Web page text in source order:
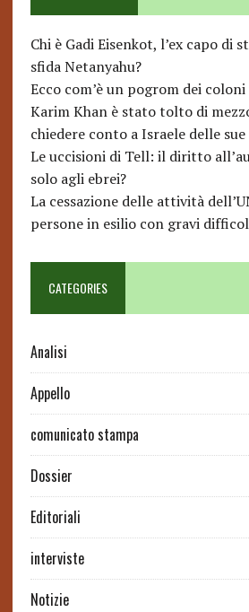
Chi è Gadi Eisenkot, l’ex capo di
sfida Netanyahu?
Ecco com’è un pogrom dei
Karim Khan è stato tolto di
chiedere conto a Israele delle
Le uccisioni di Tell: il diritto
solo agli ebrei?
La cessazione delle attività
persone in esilio con gravi
CATEGORIES
Analisi
Appello
comunicato stampa
Dossier
Editoriali
interviste
Notizie